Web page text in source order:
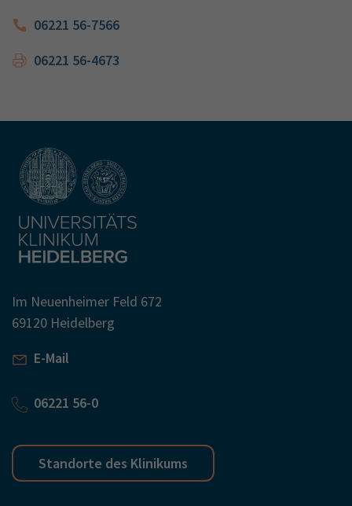
06221 56-7566
06221 56-4673
Im Neuenheimer Feld 672
69120 Heidelberg
E-Mail
06221 56-0
Standorte des Klinikums